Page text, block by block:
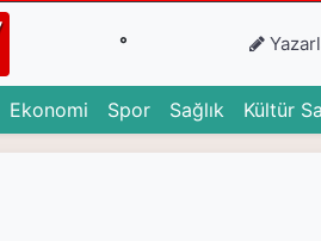
°
(current)
Ekonomi (current)
Spor(current)
Sağlık (current)
Kültür